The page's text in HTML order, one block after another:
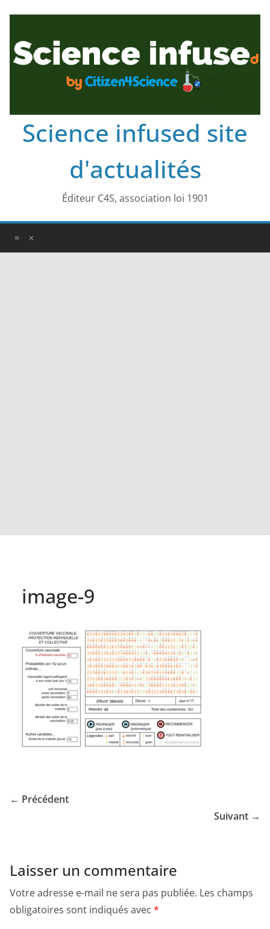
Science infused site
d'actualités
Éditeur C4S, association loi 1901
image-9
← Précédent
Suivant →
Laisser un commentaire
Votre adresse e-mail ne sera pas publiée. Les champs
obligatoires sont indiqués avec *